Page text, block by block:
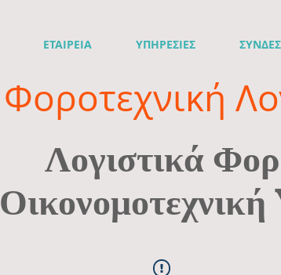
ΕΤΑΙΡΕΙΑ ΥΠΗΡΕΣΙΕΣ
Φοροτεχνική
Λογιστικά